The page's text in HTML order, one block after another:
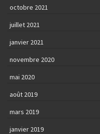
octobre 2021
juillet 2021
janvier 2021
novembre 2020
mai 2020
août 2019
mars 2019
janvier 2019